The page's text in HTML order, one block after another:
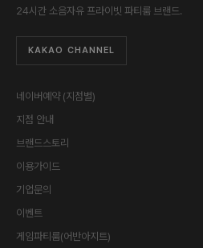
24시간 소음자유 프라이빗 파티룸 브랜드.
KAKAO CHANNEL
네이버예약 (지점별)
지점 안내
브랜드스토리
이용가이드
기업문의
이벤트
게임파티룸(어반아지트)